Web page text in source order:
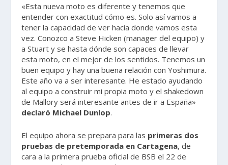
«Esta nueva moto es diferente y tenemos que
entender con exactitud cómo es. Solo así vamos a
tener la capacidad de ver hacia donde vamos esta
vez. Conozco a Steve Hicken (manager del equipo) y
a Stuart y se hasta dónde son capaces de llevar
esta moto, en el mejor de los sentidos. Tenemos un
buen equipo y hay una buena relación con Yoshimura.
Este año va a ser interesante. He estado ayudando
al equipo a construir mi propia moto y el shakedown
de Mallory será interesante antes de ir a España»
declaró Michael Dunlop.
El equipo ahora se prepara para las primeras dos
pruebas de pretemporada en Cartagena, de
cara a la primera prueba oficial de BSB el 22 de